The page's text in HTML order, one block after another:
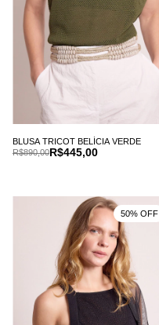
BLUSA TRICOT BELÍCIA VERDE
R$445,00
R$890,00
50% OFF